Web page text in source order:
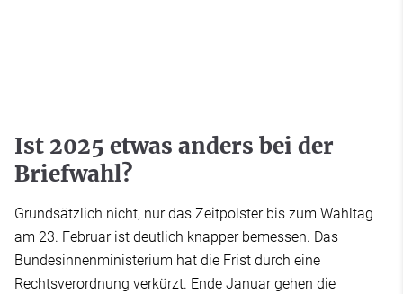
Ist 2025 etwas anders bei der
Briefwahl?
Grundsätzlich nicht, nur das Zeitpolster bis zum Wahltag
am 23. Februar ist deutlich knapper bemessen. Das
Bundesinnenministerium hat die Frist durch eine
Rechtsverordnung verkürzt. Ende Januar gehen die